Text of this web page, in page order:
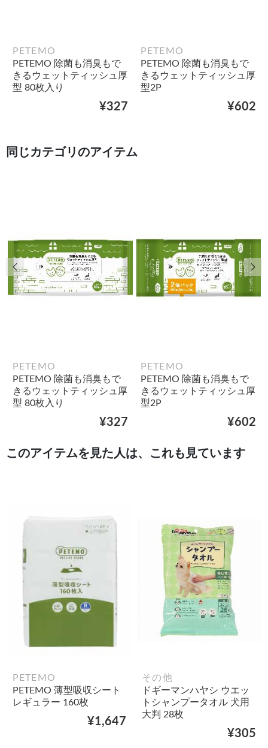
PETEMO
PETEMO 除菌も消臭もで
きるウェットティッシュ厚
型 80枚入り
¥327
PETEMO
PETEMO 除菌も消臭もで
きるウェットティッシュ厚
型2P
¥602
同じカテゴリのアイテム
PETEMO
PETEMO 除菌も消臭もで
きるウェットティッシュ厚
型 80枚入り
¥327
PETEMO
PETEMO 除菌も消臭もで
きるウェットティッシュ厚
型2P
¥602
前の画像 次
このアイテムを見た人は、これも見ています
PETEMO
PETEMO 薄型吸収シート
レギュラー 160枚
¥1,647
その他
ドギーマンハヤシ ウエッ
トシャンプータオル 犬用
大判 28枚
¥305